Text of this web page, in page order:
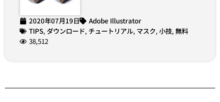
2020年07月19日
Adobe Illustrator
TIPS, ダウンロード, チュートリアル, マスク, 小技, 無料
38,512